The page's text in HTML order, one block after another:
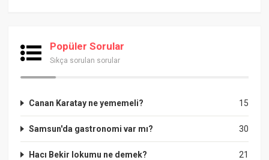
Popüler Sorular
Sıkça sorulan sorular
15
Canan Karatay ne yememeli?
30
Samsun'da gastronomi var mı?
21
Hacı Bekir lokumu ne demek?